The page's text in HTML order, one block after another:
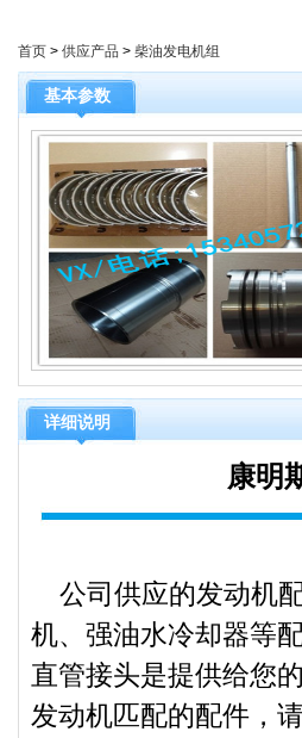
首页 > 供应产品 > 柴油发电机组
基本参数
详细说明
康明
公司供应的发动机
机、强油水冷却器等
直管接头是提供给您
发动机匹配的配件，